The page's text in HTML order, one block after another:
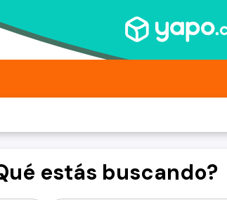
estás buscando?